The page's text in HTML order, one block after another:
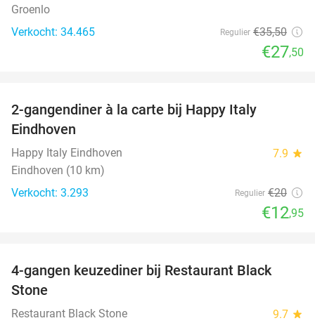
Groenlo
Verkocht: 34.465
Regulier €35,50
€27,50
2-gangendiner à la carte bij Happy Italy
Eindhoven
Happy Italy Eindhoven 7.9 star
Eindhoven (10 km)
Verkocht: 3.293
Regulier €20
€12,95
34%
4-gangen keuzediner bij Restaurant Black
Stone
Restaurant Black Stone 9.7 star